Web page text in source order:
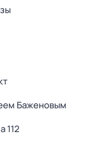
Баженовым
112